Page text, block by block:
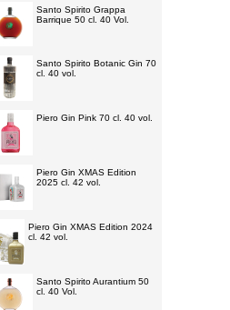
Santo Spirito Grappa
Barrique 50 cl. 40 Vol.
Santo Spirito Botanic Gin 70
cl. 40 vol.
Piero Gin Pink 70 cl. 40 vol.
Piero Gin XMAS Edition
2025 cl. 42 vol.
Piero Gin XMAS Edition 2024
cl. 42 vol.
Santo Spirito Aurantium 50
cl. 40 Vol.